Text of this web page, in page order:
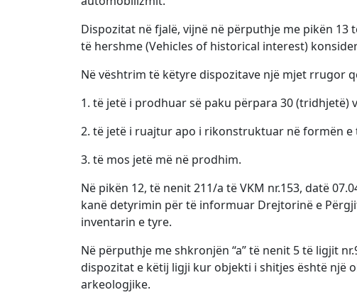
Dispozitat në fjalë, vijnë në përputhje me pikën
të hershme (Vehicles of historical interest)
Në vështrim të këtyre dispozitave një mjet rrugor
1. të jetë i prodhuar së paku përpara 30 (tridhjetë)
2. të jetë i ruajtur apo i rikonstruktuar në formën
3. të mos jetë më në prodhim.
Në pikën 12, të nenit 211/a të VKM nr.153, datë
kanë detyrimin për të informuar Drejtorinë e
inventarin e tyre.
Në përputhje me shkronjën “a” të nenit 5 të ligjit
dispozitat e këtij ligji kur objekti i shitjes është një
arkeologjike.